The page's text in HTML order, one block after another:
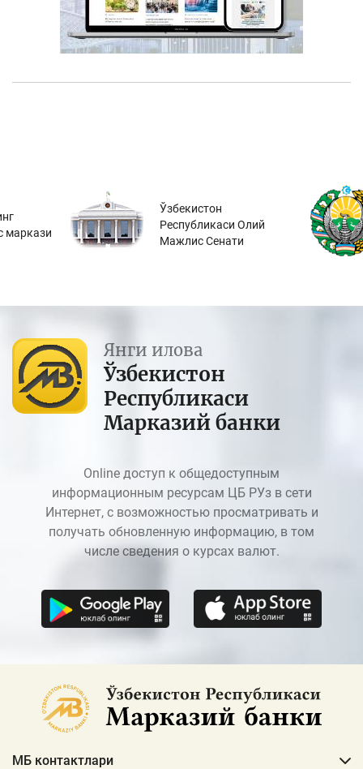
маркази
Ўзбекистон
Республикаси Олий
Мажлис Сенати
Янги илова
Ўзбекистон
Республикаси
Марказий банки
Online доступ к общедоступным
информационным ресурсам ЦБ РУз в сети
Интернет, с возможностью просматривать и
получать обновленную информацию, в том
числе сведения о курсах валют.
МБ контактлари